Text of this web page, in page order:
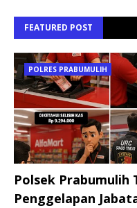
FEATURED POST
POLRES PRABUMULIH
Polsek Prabumulih
Penggelapan